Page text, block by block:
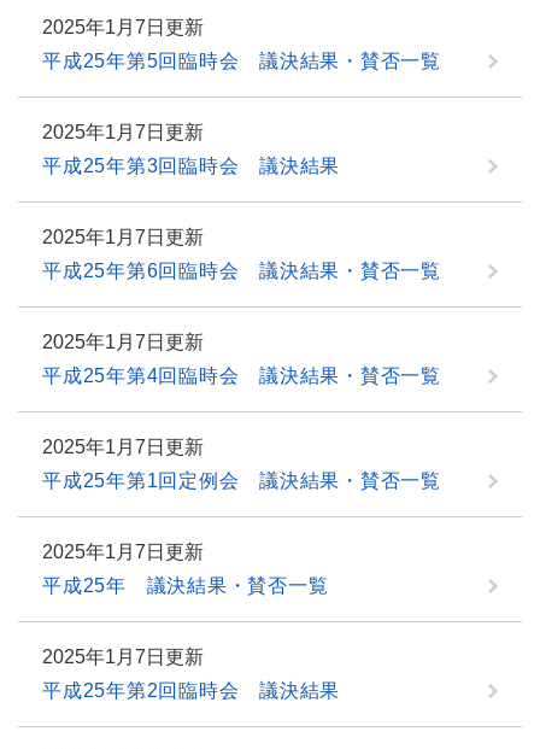
2025年1月7日更新
平成25年第5回臨時会 議決結果・賛否一覧
2025年1月7日更新
平成25年第3回臨時会 議決結果
2025年1月7日更新
平成25年第6回臨時会 議決結果・賛否一覧
2025年1月7日更新
平成25年第4回臨時会 議決結果・賛否一覧
2025年1月7日更新
平成25年第1回定例会 議決結果・賛否一覧
2025年1月7日更新
平成25年 議決結果・賛否一覧
2025年1月7日更新
平成25年第2回臨時会 議決結果